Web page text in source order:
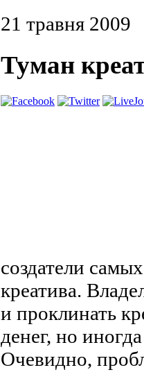
21 травня 2009
Туман
создатели
креатива.
и проклинать
денег, но
Очевидно,